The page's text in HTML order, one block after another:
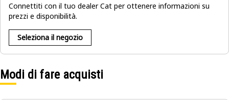
Connettiti con il tuo dealer Cat per ottenere informazioni su
prezzi e disponibilità.
Seleziona il negozio
Modi di fare acquisti